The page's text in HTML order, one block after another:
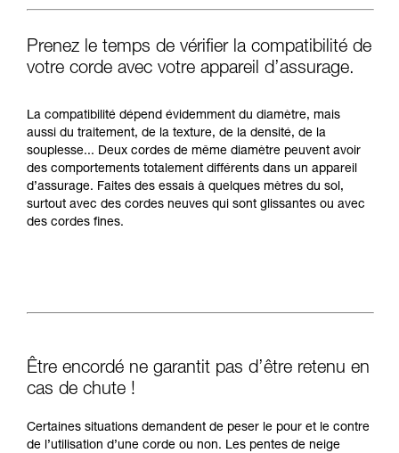
Prenez le temps de vérifier la compatibilité de
votre corde avec votre appareil d’assurage.
La compatibilité dépend évidemment du diamètre, mais
aussi du traitement, de la texture, de la densité, de la
souplesse... Deux cordes de même diamètre peuvent avoir
des comportements totalement différents dans un appareil
d’assurage. Faites des essais à quelques mètres du sol,
surtout avec des cordes neuves qui sont glissantes ou avec
des cordes fines.
Être encordé ne garantit pas d’être retenu en
cas de chute !
Certaines situations demandent de peser le pour et le contre
de l’utilisation d’une corde ou non. Les pentes de neige